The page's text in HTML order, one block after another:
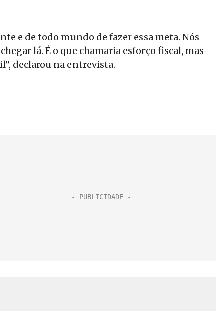
e de todo mundo de fazer essa meta. Nós
lá. É o que chamaria esforço fiscal, mas
declarou na entrevista.